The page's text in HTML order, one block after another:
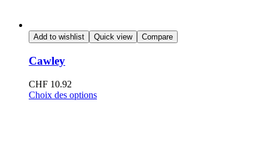
Add to wishlist Quick view Compare
Cawley
CHF 10.92
Choix des options